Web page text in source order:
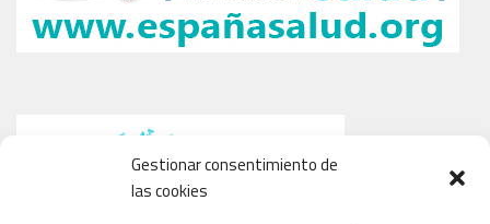
Gestionar consentimiento de
las cookies